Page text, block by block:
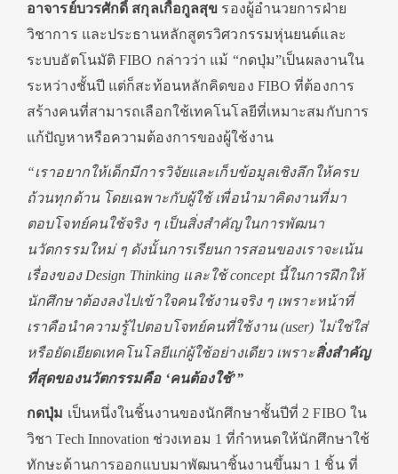
อาจารย์บวรศักดิ์ สกุลเกื้อกูลสุข รองผู้อำนวยการฝ่าย
วิชาการ และประธานหลักสูตรวิศวกรรมหุ่นยนต์และ
ระบบอัตโนมัติ FIBO กล่าวว่า แม้ “กดปุ่ม”เป็นผลงานใน
ระหว่างชั้นปี แต่ก็สะท้อนหลักคิดของ FIBO ที่ต้องการ
สร้างคนที่สามารถเลือกใช้เทคโนโลยีที่เหมาะสมกับการ
แก้ปัญหาหรือความต้องการของผู้ใช้งาน
“เราอยากให้เด็กมีการวิจัยและเก็บข้อมูลเชิงลึกให้ครบ
ถ้วนทุกด้าน โดยเฉพาะกับผู้ใช้ เพื่อนำมาคิดงานที่มา
ตอบโจทย์คนใช้จริง ๆ เป็นสิ่งสำคัญในการพัฒนา
นวัตกรรมใหม่ ๆ ดังนั้นการเรียนการสอนของเราจะเน้น
เรื่องของ Design Thinking และใช้ concept นี้ในการฝึกให้
นักศึกษาต้องลงไปเข้าใจคนใช้งานจริง ๆ เพราะหน้าที่
เราคือนำความรู้ไปตอบโจทย์คนที่ใช้งาน (user) ไม่ใช่ใส่
หรือยัดเยียดเทคโนโลยีแก่ผู้ใช้อย่างเดียวเพราะสิ่งสำคัญ
ที่สุดของนวัตกรรมคือ ‘คนต้องใช้’”
กดปุ่ม เป็นหนึ่งในชิ้นงานของนักศึกษาชั้นปีที่ 2 FIBO ใน
วิชา Tech Innovation ช่วงเทอม 1 ที่กำหนดให้นักศึกษาใช้
ทักษะด้านการออกแบบมาพัฒนาชิ้นงานขึ้นมา 1 ชิ้น ที่